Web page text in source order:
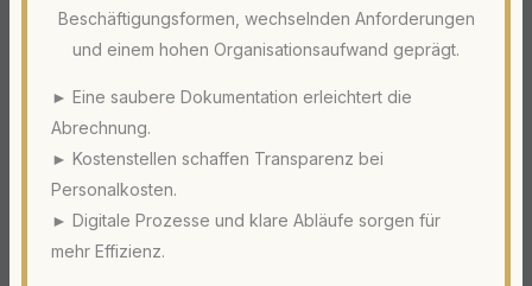
Beschäftigungsformen, wechselnden Anforderungen
und einem hohen Organisationsaufwand geprägt.
► Eine saubere Dokumentation erleichtert die
Abrechnung.
► Kostenstellen schaffen Transparenz bei
Personalkosten.
► Digitale Prozesse und klare Abläufe sorgen für
mehr Effizienz.